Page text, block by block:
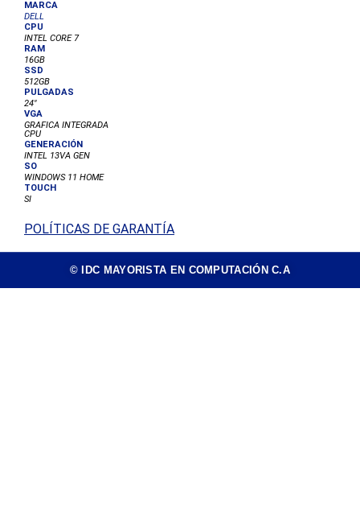
MARCA
DELL
CPU
INTEL CORE 7
RAM
16GB
SSD
512GB
PULGADAS
24"
VGA
GRAFICA INTEGRADA
CPU
GENERACIÓN
INTEL 13VA GEN
SO
WINDOWS 11 HOME
TOUCH
SI
POLÍTICAS DE GARANTÍA
© IDC MAYORISTA EN COMPUTACIÓN C.A